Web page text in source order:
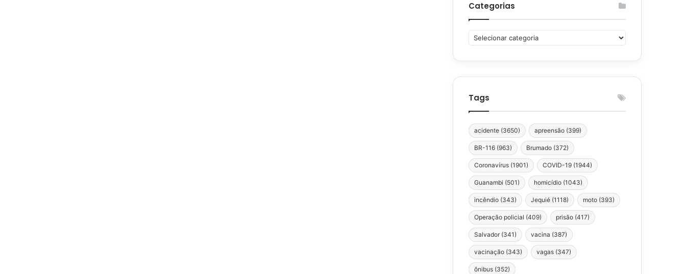
Categorias
Categorias
Tags
acidente (3650) apreensão (399)
BR-116 (963) Brumado (372)
Coronavírus (1901) COVID-19 (1944)
Guanambi (501) homicídio (1043)
incêndio (343) Jequié (1118) moto (393)
Operação policial (409) prisão (417)
Salvador (341) vacina (387)
vacinação (343) vagas (347)
ônibus (352)